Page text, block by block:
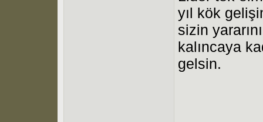
yıl kök
sizin
kalıncaya
gelsin.